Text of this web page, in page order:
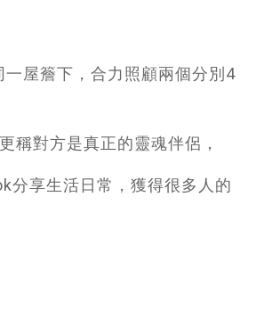
一屋簷下，合力照顧兩個分別4
稱對方是真正的靈魂伴侶，
分享生活日常，獲得很多人的